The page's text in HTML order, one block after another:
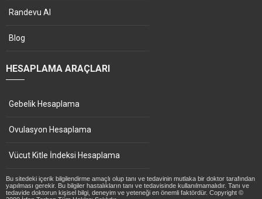
Randevu Al
Blog
HESAPLAMA ARAÇLARI
Gebelik Hesaplama
Ovulasyon Hesaplama
Vücut Kitle İndeksi Hesaplama
Bu sitedeki içerik bilgilendirme amaçlı olup tanı ve tedavinin mutlaka bir doktor tarafından
yapılması gerekir. Bu bilgiler hastalıkların tanı ve tedavisinde kullanılmamalıdır. Tanı ve
tedavide doktorun kişisel bilgi, deneyim ve yeteneği en önemli faktördür. Copyright ©